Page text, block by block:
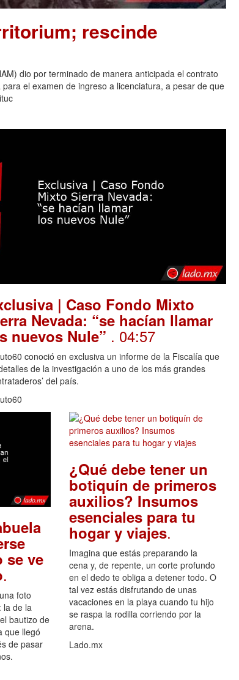
rescinde
dio por terminado de manera anticipada el contrato
el examen de ingreso a licenciatura, a pesar de que
| Caso Fondo Mixto
Nevada: “se hacían llamar
nuevos Nule” . 04:57
conoció en exclusiva un informe de la Fiscalía que
de la investigación a uno de los más grandes
del país.
se ve
.
foto
la de la
bautizo de
que llegó
de pasar
¿Qué debe tener un
botiquín de primeros
auxilios? Insumos
esenciales para tu
hogar y viajes.
Imagina que estás preparando la
cena y, de repente, un corte profundo
en el dedo te obliga a detener todo. O
tal vez estás disfrutando de unas
vacaciones en la playa cuando tu hijo
se raspa la rodilla corriendo por la
arena.
Lado.mx